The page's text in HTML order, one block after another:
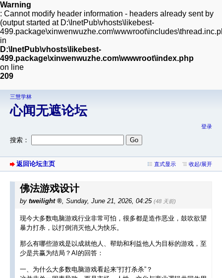
Warning
: Cannot modify header information - headers already sent by
(output started at D:\InetPub\vhosts\likebest-
in
D:\InetPub\vhosts\likebest-
499.package\xinwenwuzhe.com\wwwroot\index.php
on line
209
三慧学林
心闻无遮论坛
登录
搜索：
返回论坛主页 直式显示 收起/展开
佛法游戏设计
by tweilight , Sunday, June 21, 2026, 04:25 (48 天前)
现今大多数电脑游戏行业非常可怕，很多都是造作恶业，鼓吹欲望
暴力打杀，以打倒消灭他人为快乐。
那么有哪些游戏是以成就他人、帮助和利益他人为目标的游戏，至
少是共赢为结局？AI的回答：
一、为什么大多数电脑游戏看起来“打打杀杀”？